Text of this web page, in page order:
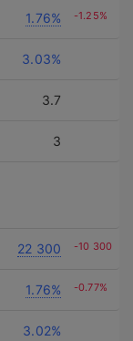
1.76% -1.25%
3.03%
3.7
3
22 300 -10 300
1.76% -0.77%
3.02%